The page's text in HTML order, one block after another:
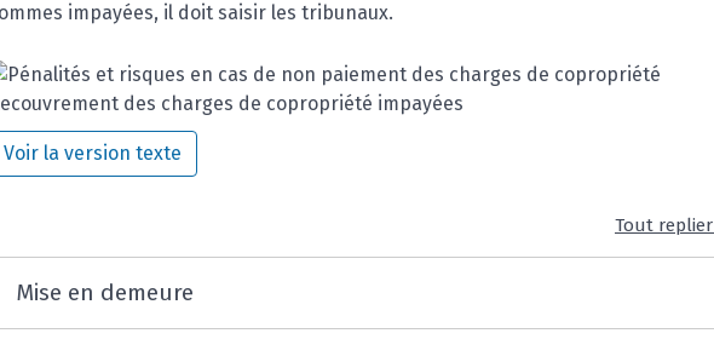
impayées, il doit saisir les tribunaux.
des charges de copropriété impayées
Voir la version texte
Tout replier
Mise en demeure